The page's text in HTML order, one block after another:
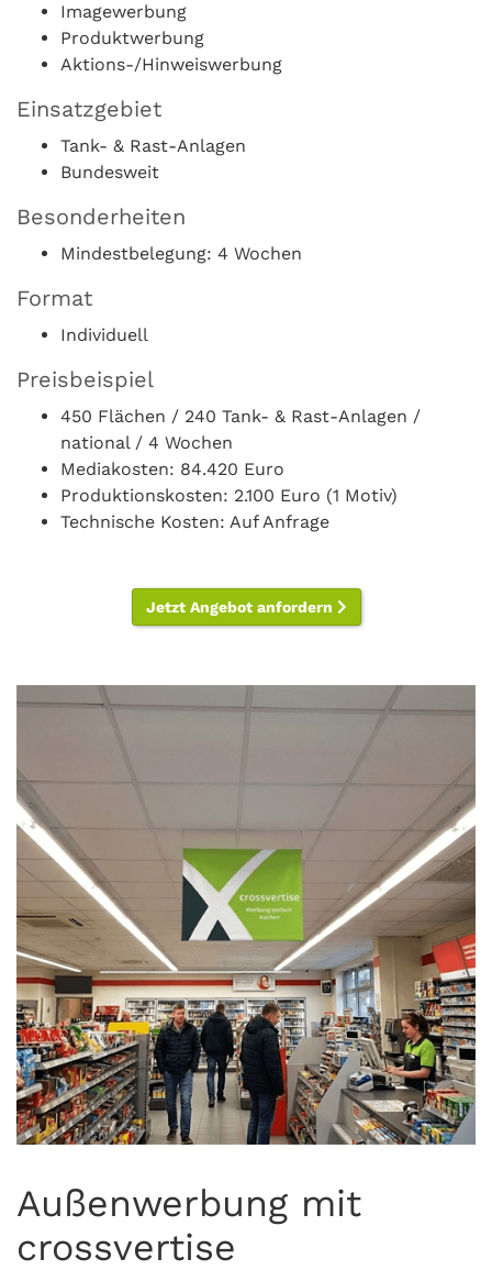
Imagewerbung
Produktwerbung
Aktions-/Hinweiswerbung
Einsatzgebiet
Tank- & Rast-Anlagen
Bundesweit
Besonderheiten
Mindestbelegung: 4 Wochen
Format
Individuell
Preisbeispiel
450 Flächen / 240 Tank- & Rast-Anlagen /
national / 4 Wochen
Mediakosten: 84.420 Euro
Produktionskosten: 2.100 Euro (1 Motiv)
Technische Kosten: Auf Anfrage
Jetzt Angebot anfordern
Außenwerbung mit
crossvertise